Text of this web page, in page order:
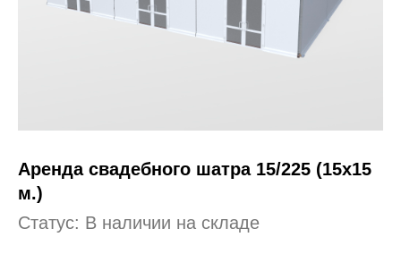
Аренда свадебного шатра 15/225 (15х15
м.)
Статус: В наличии на складе